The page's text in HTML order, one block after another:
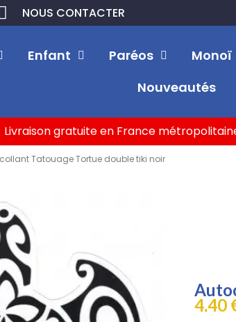
NOUS CONTACTER
Enfant Paréos Monoï
Nouveautés
Livraison gratuite en France
Tatouage Tortue double tiki noir
4,40